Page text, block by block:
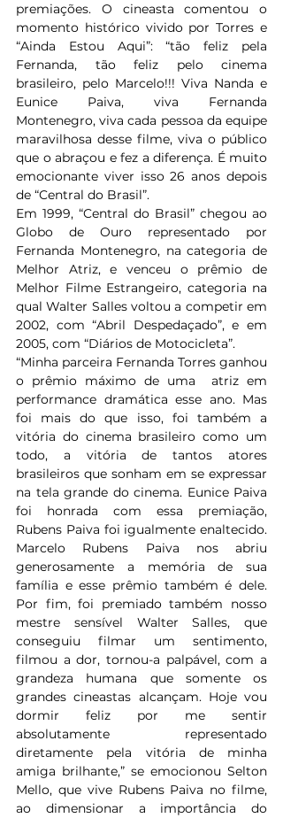
premiações. O cineasta comentou o
momento histórico vivido por Torres e
“Ainda Estou Aqui”: “tão feliz pela
Fernanda, tão feliz pelo cinema
brasileiro, pelo Marcelo!!! Viva Nanda e
Eunice Paiva, viva Fernanda
Montenegro, viva cada pessoa da equipe
maravilhosa desse filme, viva o público
que o abraçou e fez a diferença. É muito
emocionante viver isso 26 anos depois
de “Central do Brasil”.
Em 1999, “Central do Brasil” chegou ao
Globo de Ouro representado por
Fernanda Montenegro, na categoria de
Melhor Atriz, e venceu o prêmio de
Melhor Filme Estrangeiro, categoria na
qual Walter Salles voltou a competir em
2002, com “Abril Despedaçado”, e em
2005, com “Diários de Motocicleta”.
“Minha parceira Fernanda Torres ganhou
o prêmio máximo de uma  atriz em
performance dramática esse ano. Mas
foi mais do que isso, foi também a
vitória do cinema brasileiro como um
todo, a vitória de tantos atores
brasileiros que sonham em se expressar
na tela grande do cinema. Eunice Paiva
foi honrada com essa premiação,
Rubens Paiva foi igualmente enaltecido.
Marcelo Rubens Paiva nos abriu
generosamente a memória de sua
família e esse prêmio também é dele.
Por fim, foi premiado também nosso
mestre sensível Walter Salles, que
conseguiu filmar um sentimento,
filmou a dor, tornou-a palpável, com a
grandeza humana que somente os
grandes cineastas alcançam. Hoje vou
dormir feliz por me sentir
absolutamente representado
diretamente pela vitória de minha
amiga brilhante,” se emocionou Selton
Mello, que vive Rubens Paiva no filme,
ao dimensionar a importância do